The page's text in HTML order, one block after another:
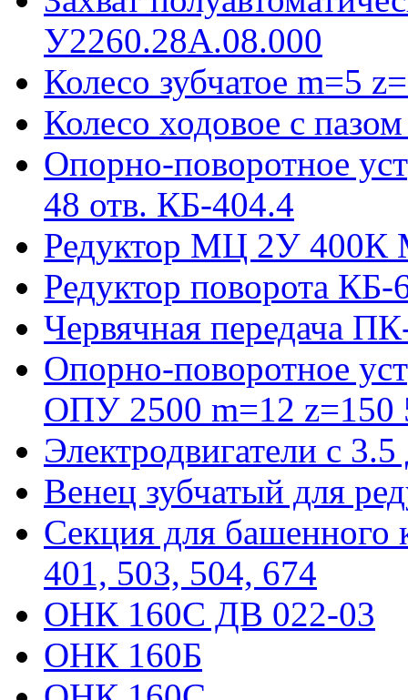
У2260.28А.08.000
Колесо зубчатое m=5
Колесо ходовое с
Опорно-поворотное
48 отв. КБ-404.4
Редуктор МЦ 2У 400К
Редуктор поворота КБ-
Червячная передача
Опорно-поворотное
ОПУ 2500 m=12 z=150
Электродвигатели с
Венец зубчатый для
Секция для башенного
401, 503, 504, 674
ОНК 160С ДВ 022-03
ОНК 160Б